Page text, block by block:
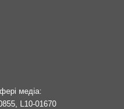
медіа:
L10-01670